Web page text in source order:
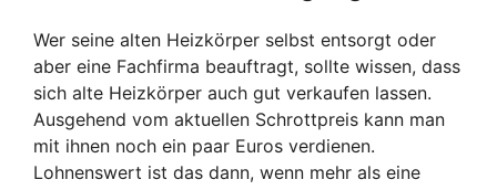
Wer seine alten Heizkörper selbst entsorgt oder
aber eine Fachfirma beauftragt, sollte wissen, dass
sich alte Heizkörper auch gut verkaufen lassen.
Ausgehend vom aktuellen Schrottpreis kann man
mit ihnen noch ein paar Euros verdienen.
Lohnenswert ist das dann, wenn mehr als eine